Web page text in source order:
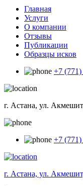
Главная
Услуги
О компании
Отзывы
Публикации
Образцы исков
+7
г. Астана, ул.
+7
г. Астана, ул.